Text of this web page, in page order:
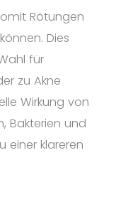
Rötungen
Dies
für
zu Akne
Wirkung von
Bakterien und
einer klareren